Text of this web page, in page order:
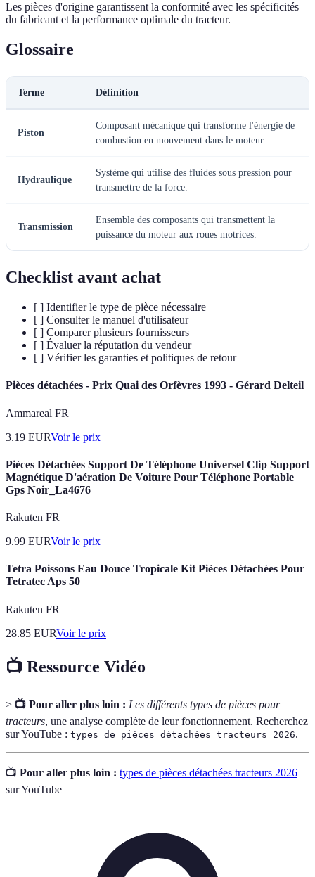
Les pièces d'origine garantissent la conformité avec les spécificités
du fabricant et la performance optimale du tracteur.
Glossaire
Terme Définition
Piston
Composant mécanique qui transforme l'énergie de
combustion en mouvement dans le moteur.
Hydraulique
Système qui utilise des fluides sous pression pour
transmettre de la force.
Transmission
Ensemble des composants qui transmettent la
puissance du moteur aux roues motrices.
Checklist avant achat
[ ] Identifier le type de pièce nécessaire
[ ] Consulter le manuel d'utilisateur
[ ] Comparer plusieurs fournisseurs
[ ] Évaluer la réputation du vendeur
[ ] Vérifier les garanties et politiques de retour
Pièces détachées - Prix Quai des Orfèvres 1993 - Gérard Delteil
Ammareal FR
3.19 EURVoir le prix
Pièces Détachées Support De Téléphone Universel Clip Support
Magnétique D'aération De Voiture Pour Téléphone Portable
Gps Noir_La4676
Rakuten FR
9.99 EURVoir le prix
Tetra Poissons Eau Douce Tropicale Kit Pièces Détachées Pour
Tetratec Aps 50
Rakuten FR
28.85 EURVoir le prix
📺 Ressource Vidéo
> 📺 Pour aller plus loin : Les différents types de pièces pour
tracteurs, une analyse complète de leur fonctionnement. Recherchez
sur YouTube : types de pièces détachées tracteurs 2026.
📺 Pour aller plus loin : types de pièces détachées tracteurs 2026
sur YouTube